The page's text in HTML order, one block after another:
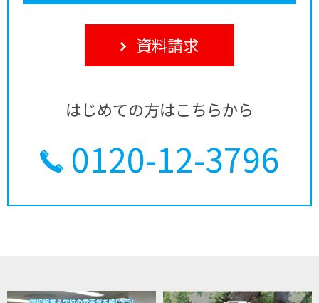
資料請求
はじめての方はこちらから
0120-12-3796